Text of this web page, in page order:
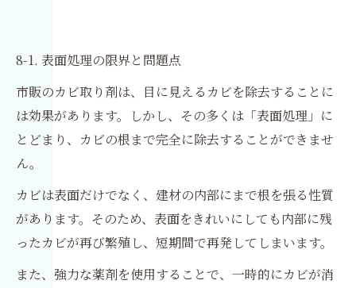
8-1. 表面処理の限界と問題点
市販のカビ取り剤は、目に見えるカビを除去することに
は効果があります。しかし、その多くは「表面処理」に
とどまり、カビの根まで完全に除去することができませ
ん。
カビは表面だけでなく、建材の内部にまで根を張る性質
があります。そのため、表面をきれいにしても内部に残
ったカビが再び繁殖し、短期間で再発してしまいます。
また、強力な薬剤を使用することで、一時的にカビが消